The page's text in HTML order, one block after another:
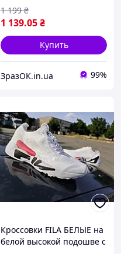
1 139.05₴
1 199 ₴
Купить
ЗразОК.in.ua 99%
Кроссовки FILA БЕЛЫЕ на
белой высокой подошве с